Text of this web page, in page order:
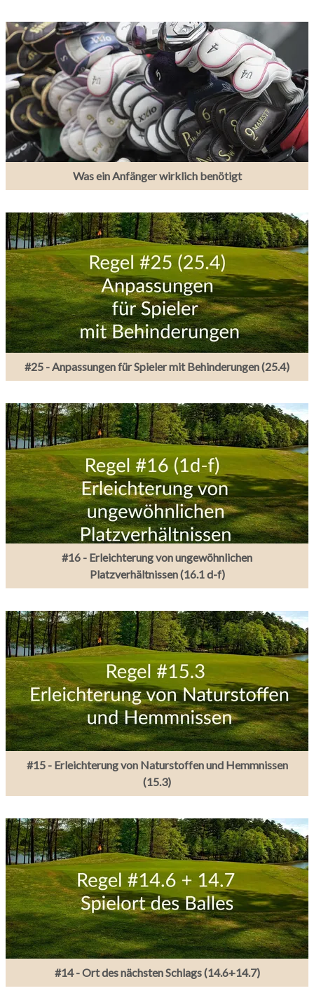
Was ein Anfänger wirklich benötigt
#25 - Anpassungen für Spieler mit Behinderungen (25.4)
#16 - Erleichterung von ungewöhnlichen
Platzverhältnissen (16.1 d-f)
#15 - Erleichterung von Naturstoffen und Hemmnissen
(15.3)
#14 - Ort des nächsten Schlags (14.6+14.7)